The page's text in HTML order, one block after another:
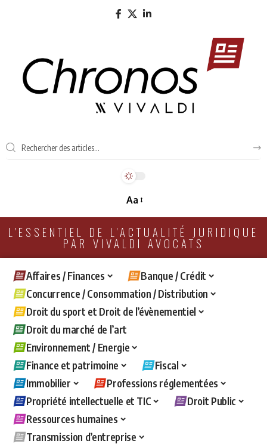
Aa
L'ESSENTIEL DE L'ACTUALITÉ JURIDIQUE
PAR VIVALDI AVOCATS
Affaires / Finances
Banque / Crédit
Concurrence / Consommation / Distribution
Droit du sport et Droit de l’évènementiel
Droit du marché de l’art
Environnement / Energie
Finance et patrimoine
Fiscal
Immobilier
Professions réglementées
Propriété intellectuelle et TIC
Droit Public
Ressources humaines
Transmission d’entreprise